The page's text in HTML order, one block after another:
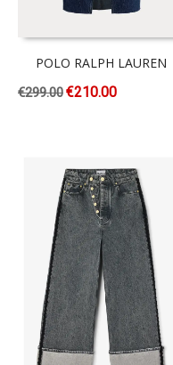
POLO RALPH LAUREN
€299.00€210.00